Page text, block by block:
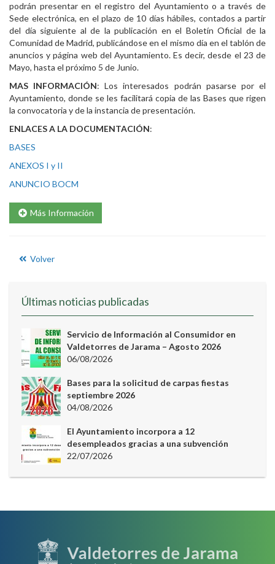
podrán presentar en el registro del Ayuntamiento o a través de
Sede electrónica, en el plazo de 10 días hábiles, contados a partir
del día siguiente al de la publicación en el Boletín Oficial de la
Comunidad de Madrid, publicándose en el mismo día en el tablón de
anuncios y página web del Ayuntamiento. Es decir, desde el 23 de
Mayo, hasta el próximo 5 de Junio.
MAS INFORMACIÓN: Los interesados podrán pasarse por el
Ayuntamiento, donde se les facilitará copia de las Bases que rigen
la convocatoria y de la instancia de presentación.
ENLACES A LA DOCUMENTACIÓN:
BASES
ANEXOS I y II
ANUNCIO BOCM
Más Información
Volver
Últimas noticias publicadas
Servicio de Información al Consumidor en
Valdetorres de Jarama – Agosto 2026
06/08/2026
Bases para la solicitud de carpas fiestas
septiembre 2026
04/08/2026
El Ayuntamiento incorpora a 12
desempleados gracias a una subvención
22/07/2026